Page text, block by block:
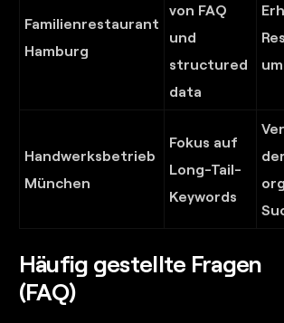
Familienrestaurant
Hamburg
von FAQ
und
structured
data
Handwerksbetrieb
München
Fokus auf
Long-Tail-
Keywords
der
Häufig gestellte Fragen
(FAQ)